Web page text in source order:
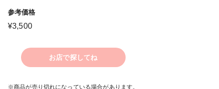
参考価格
¥3,500
お店で探してね
※商品が売り切れになっている場合があります。